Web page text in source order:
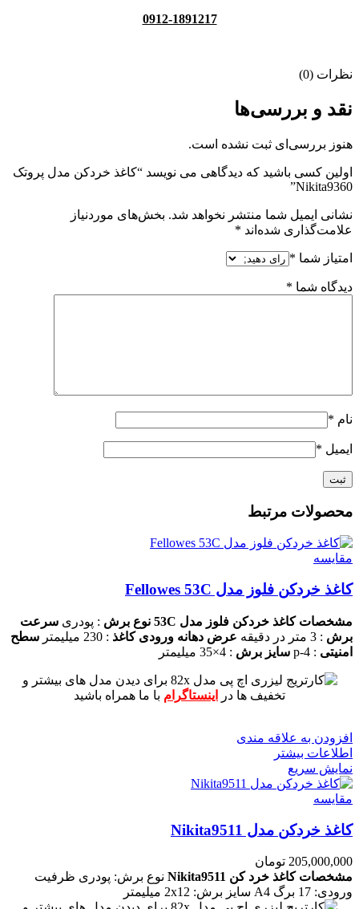
0912-1891217
نظرات (0)
نقد و بررسی‌ها
هنوز بررسی‌ای ثبت نشده است.
اولین کسی باشید که دیدگاهی می نویسد “کاغذ خردکن مدل پروتک
Nikita9360”
نشانی ایمیل شما منتشر نخواهد شد. بخش‌های موردنیاز
علامت‌گذاری شده‌اند *
امتیاز شما *
دیدگاه شما *
نام *
ایمیل *
محصولات مرتبط
مقايسه
کاغذ خردکن فلوز مدل Fellowes 53C
مشخصات کاغذ خردکن فلوز مدل 53C نوع برش : پودری سرعت
برش : 3 متر در دقیقه عرض دهانه ورودی کاغذ : 230 میلیمتر
سطح
امنیتی : p-4 سایز برش : 4×35 میلیمتر
برای دیدن مدل های بیشتر و
تخفیف ها در
اینستاگرام با ما همراه باشید
افزودن به علاقه مندی
اطلاعات بیشتر
نمایش سریع
مقايسه
کاغذ خردکن مدل Nikita9511
205,000,000 تومان
مشخصات کاغذ خرد کن Nikita9511
نوع برش: پودری ظرفیت
ورودی: 17 برگ A4
سایز برش: 2x12 میلیمتر